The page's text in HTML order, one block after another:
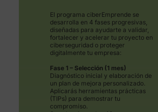
El programa ciberEmprende se
desarrolla en 4 fases progresivas,
diseñadas para ayudarte a validar,
fortalecer y acelerar tu proyecto en
ciberseguridad o proteger
digitalmente tu empresa:
Fase 1 – Selección (1 mes)
Diagnóstico inicial y elaboración de
un plan de mejora personalizado.
Aplicarás herramientas prácticas
(TIPs) para demostrar tu
compromiso.